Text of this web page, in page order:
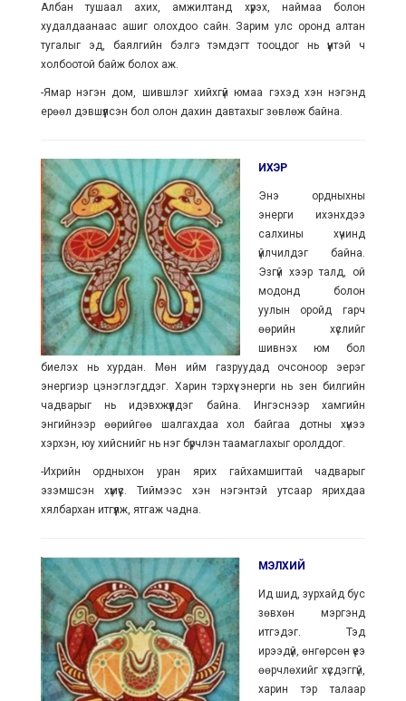
Албан тушаал ахих, амжилтанд хүрэх, наймаа болон
худалдаанаас ашиг олохдоо сайн. Зарим улс оронд алтан
тугалыг эд, баялгийн бэлгэ тэмдэгт тооцдог нь үүнтэй ч
холбоотой байж болох аж.
-Ямар нэгэн дом, шившлэг хийхгүй юмаа гэхэд хэн нэгэнд
ерөөл дэвшүүлсэн бол олон дахин давтахыг зөвлөж байна.
ИХЭР
Энэ ордныхны
энерги ихэнхдээ
салхины хүчинд
үйлчилдэг байна.
Эзгүй хээр талд, ой
модонд болон
уулын оройд гарч
өөрийн хүслийг
шивнэх юм бол
биелэх нь хурдан. Мөн ийм газруудад очсоноор эерэг
энергиэр цэнэглэгддэг. Харин тэрхүү энерги нь зeн билгийн
чадварыг нь идэвхжүүлдэг байна. Ингэснээр хамгийн
энгийнээр өөрийгөө шалгахдаа хол байгаа дотны хүнээ
хэрхэн, юу хийснийг нь нэг бүрчлэн таамаглахыг оролддог.
-Ихрийн ордныхон уран ярих гайхамшигтай чадварыг
эзэмшсэн хүмүүс. Тиймээс хэн нэгэнтэй утсаар ярихдаа
хялбархан итгүүлж, ятгаж чадна.
МЭЛХИЙ
Ид шид, зурхайд бус
зөвхөн мэргэнд
итгэдэг. Тэд
ирээдүй, өнгөрсөн үеэ
өөрчлөхийг хүсдэггүй,
харин тэр талаар